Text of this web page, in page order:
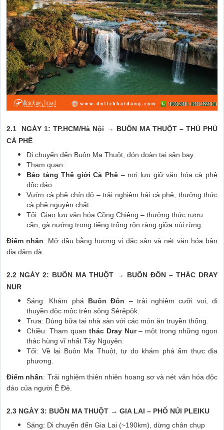
2.1 NGÀY 1: TP.HCM/Hà Nội → BUÔN MA THUỘT – THỦ PHỦ
CÀ PHÊ
Di chuyển đến Buôn Ma Thuột, đón đoàn tại sân bay.
Tham quan:
Bảo tàng Thế giới Cà Phê – nơi lưu giữ văn hóa cà phê
độc đáo.
Vườn cà phê chín đỏ – trải nghiệm hái cà phê, thưởng thức
cà phê nguyên chất.
Tối: Giao lưu văn hóa Cồng Chiêng – thưởng thức rượu
cần, gà nướng trong tiếng trống rộn ràng giữa núi rừng.
Điểm nhấn: Mở đầu bằng hương vị đặc sản và nét văn hóa bản
địa đậm đà.
2.2 NGÀY 2: BUÔN MA THUỘT → BUÔN ĐÔN – THÁC DRAY
NUR
Sáng: Khám phá Buôn Đôn – trải nghiệm cưỡi voi, đi
thuyền độc mộc trên sông Sêrêpôk.
Trưa: Dùng bữa tại nhà sàn với các món ăn truyền thống.
Chiều: Tham quan thác Dray Nur– một trong những ngọn
thác hùng vĩ nhất Tây Nguyên.
Tối: Về lại Buôn Ma Thuột, tự do khám phá ẩm thực địa
phương.
Điểm nhấn: Trải nghiệm thiên nhiên hoang sơ và nét văn hóa độc
đáo của người Ê Đê.
2.3 NGÀY 3: BUÔN MA THUỘT → GIA LAI – PHỐ NÚI PLEIKU
Sáng: Di chuyển đến Gia Lai (~190km), dừng chân chụp